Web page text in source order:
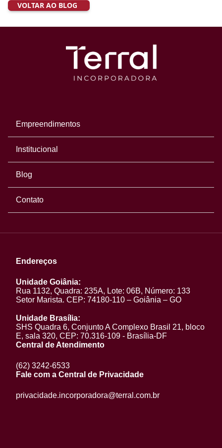
VOLTAR AO BLOG
Empreendimentos
Institucional
Blog
Contato
Endereços
Unidade Goiânia:
Rua 1132, Quadra: 235A, Lote: 06B, Número: 133
Setor Marista. CEP: 74180-110 – Goiânia – GO
Unidade Brasília:
SHS Quadra 6, Conjunto A Complexo Brasil 21, bloco
E, sala 320, CEP: 70.316-109 - Brasília-DF
Central de Atendimento
(62) 3242-6533
Fale com a Central de Privacidade
privacidade.incorporadora@terral.com.br